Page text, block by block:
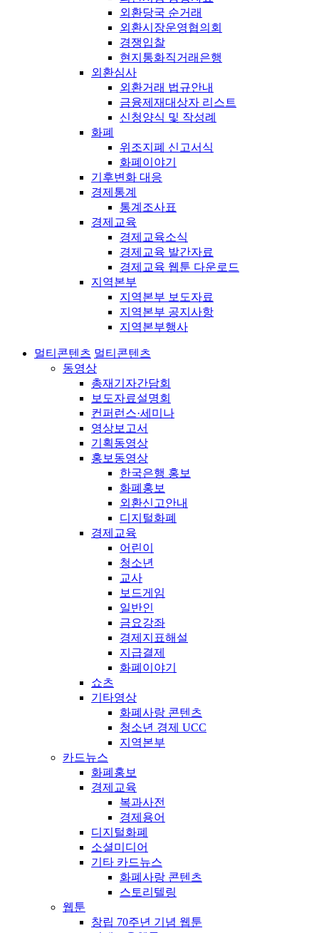
외환당국 순거래
외환시장운영협의회
경쟁입찰
현지통화직거래은행
외환심사
외환거래 법규안내
금융제재대상자 리스트
신청양식 및 작성례
화폐
위조지폐 신고서식
화폐이야기
기후변화 대응
경제통계
통계조사표
경제교육
경제교육소식
경제교육 발간자료
경제교육 웹툰 다운로드
지역본부
지역본부 보도자료
지역본부 공지사항
지역본부행사
멀티콘텐츠 멀티콘텐츠
동영상
총재기자간담회
보도자료설명회
컨퍼런스·세미나
영상보고서
기획동영상
홍보동영상
한국은행 홍보
화폐홍보
외환신고안내
디지털화폐
경제교육
어린이
청소년
교사
보드게임
일반인
금요강좌
경제지표해설
지급결제
화폐이야기
쇼츠
기타영상
화폐사랑 콘텐츠
청소년 경제 UCC
지역본부
카드뉴스
화폐홍보
경제교육
복과사전
경제용어
디지털화폐
소셜미디어
기타 카드뉴스
화폐사랑 콘텐츠
스토리텔링
웹툰
창립 70주년 기념 웹툰